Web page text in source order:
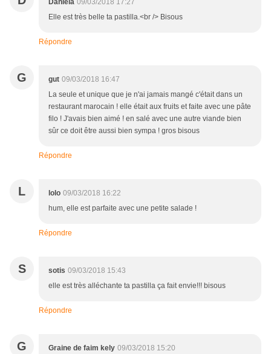
Daniéla 09/03/2018 17:27
Elle est très belle ta pastilla.<br /> Bisous
Répondre
G gut 09/03/2018 16:47
La seule et unique que je n'ai jamais mangé c'était dans un
restaurant marocain ! elle était aux fruits et faite avec une pâte
filo ! J'avais bien aimé ! en salé avec une autre viande bien
sûr ce doit être aussi bien sympa ! gros bisous
Répondre
L lolo 09/03/2018 16:22
hum, elle est parfaite avec une petite salade !
Répondre
S sotis 09/03/2018 15:43
elle est très alléchante ta pastilla ça fait envie!!! bisous
Répondre
G Graine de faim kely 09/03/2018 15:20